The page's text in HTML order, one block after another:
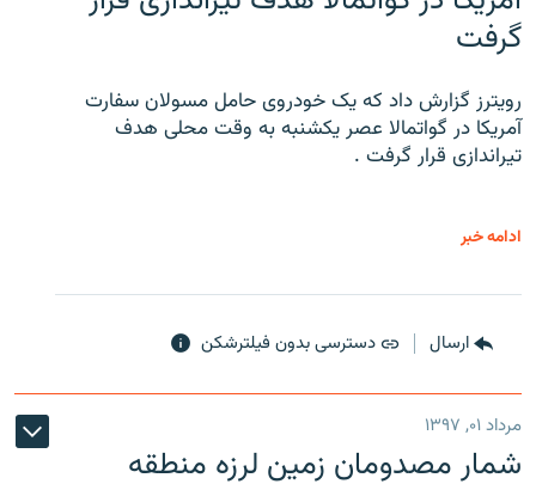
گرفت
رویترز گزارش داد که یک خودروی حامل مسولان سفارت
آمریکا در گواتمالا عصر یکشنبه به وقت محلی هدف
تیراندازی قرار گرفت .
ادامه خبر
ارسال دسترسی بدون فیلترشکن
مرداد ۰۱, ۱۳۹۷
شمار مصدومان زمین لرزه منطقه